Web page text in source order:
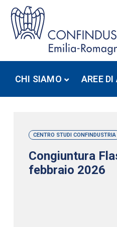
CHI SIAMO AREE
CENTRO STUDI CONFINDUSTRIA
Congiuntura
febbraio 2026